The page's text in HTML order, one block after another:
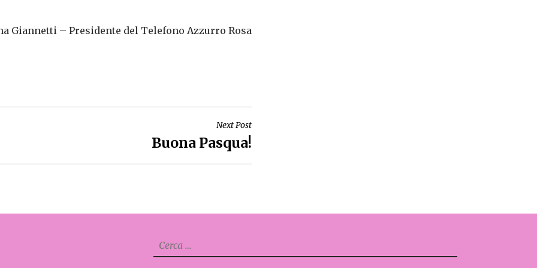
Giannetti – Presidente del Telefono Azzurro Rosa
Next Post
Buona Pasqua!
Ricerca
per: